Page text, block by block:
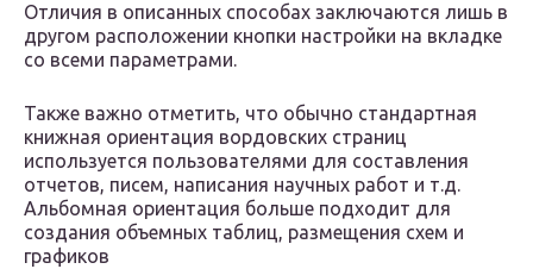
Отличия в описанных способах заключаются лишь в
другом расположении кнопки настройки на вкладке
со всеми параметрами.
Также важно отметить, что обычно стандартная
книжная ориентация вордовских страниц
используется пользователями для составления
отчетов, писем, написания научных работ и т.д.
Альбомная ориентация больше подходит для
создания объемных таблиц, размещения схем и
графиков